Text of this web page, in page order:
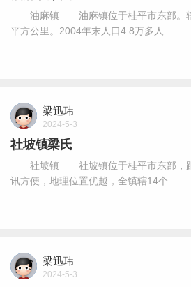
油麻镇 油麻镇位于桂平市东部。辖
平方公里。2004年末人口4.8万多人 ...
梁迅玮
2024-5-3
社坡镇梁氏
社坡镇 社坡镇位于桂平市东部，距
讯方便，地理位置优越，全镇辖14个 ...
梁迅玮
2024-5-3